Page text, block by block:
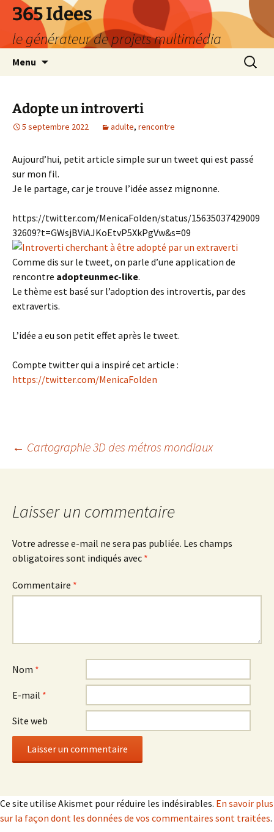
Aller
contenu
365 Idees
le générateur de projets multimédia
Menu
Adopte un introverti
5 septembre 2022 adulte, rencontre
Aujourd’hui, petit article simple sur un tweet qui est passé
sur mon fil.
Je le partage, car je trouve l’idée assez mignonne.
https://twitter.com/MenicaFolden/status/15635037429009
32609?t=GWsjBViAJKoEtvP5XkPgVw&s=09
Comme dis sur le tweet, on parle d’une application de
rencontre adopteunmec-like.
Le thème est basé sur l’adoption des introvertis, par des
extravertis.
L’idée a eu son petit effet après le tweet.
Compte twitter qui a inspiré cet article :
https://twitter.com/MenicaFolden
Navigation
articles
← Cartographie 3D des métros mondiaux
Laisser un commentaire
Votre adresse e-mail ne sera pas publiée. Les champs
obligatoires sont indiqués avec *
Commentaire *
Nom *
E-mail *
Site web
Ce site utilise Akismet pour réduire les indésirables. En savoir plus
sur la façon dont les données de vos commentaires sont traitées.